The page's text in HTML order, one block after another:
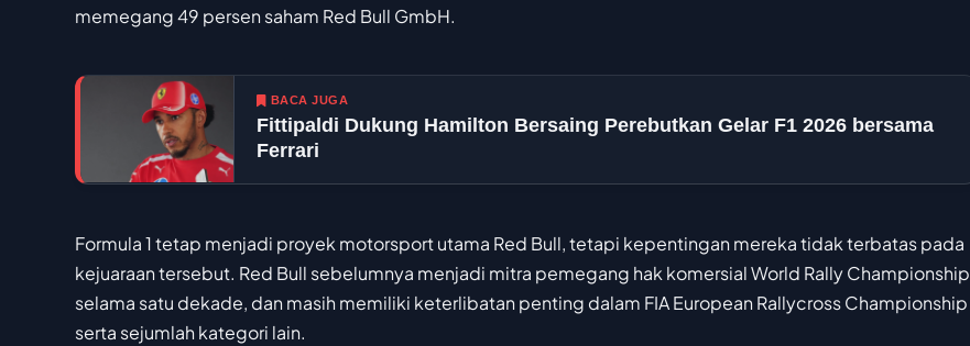
memegang 49 persen saham Red Bull GmbH.
BACA JUGA
Fittipaldi Dukung Hamilton Bersaing Perebutkan Gelar F1 2026 bersama
Ferrari
Formula 1 tetap menjadi proyek motorsport utama Red Bull, tetapi kepentingan mereka tidak terbatas pada
kejuaraan tersebut. Red Bull sebelumnya menjadi mitra pemegang hak komersial World Rally Championship
selama satu dekade, dan masih memiliki keterlibatan penting dalam FIA European Rallycross Championship
serta sejumlah kategori lain.